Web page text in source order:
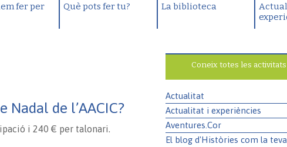
fer per
Què pots fer tu? La biblioteca
de l’AACIC?
i 240 € per talonari.
Coneix totes les activitats
Actualitat
Actualitat i experiències
Aventures.Cor
El blog d'Històries com la teva